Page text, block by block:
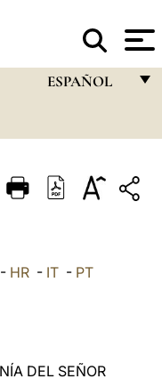
ESPAÑOL
ITALIANO
العربيّة
HR- IT- PT
DEL SEÑOR